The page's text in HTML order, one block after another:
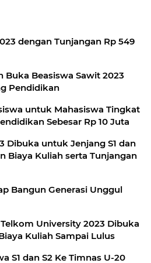
Tunjangan Rp 549
Buka Beasiswa Sawit 2023
Pendidikan
untuk Mahasiswa Tingkat
Sebesar Rp 10 Juta
Dibuka untuk Jenjang S1 dan
Biaya Kuliah serta Tunjangan
Bangun Generasi Unggul
University 2023 Dibuka
Kuliah Sampai Lulus
S1 dan S2 Ke Timnas U-20